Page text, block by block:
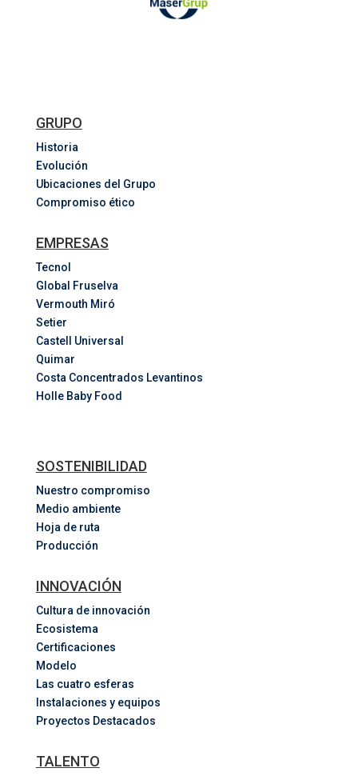
GRUPO
Historia
Evolución
Ubicaciones del Grupo
Compromiso ético
EMPRESAS
Tecnol
Global Fruselva
Vermouth Miró
Setier
Castell Universal
Quimar
Costa Concentrados Levantinos
Holle Baby Food
SOSTENIBILIDAD
Nuestro compromiso
Medio ambiente
Hoja de ruta
Producción
INNOVACIÓN
Cultura de innovación
Ecosistema
Certificaciones
Modelo
Las cuatro esferas
Instalaciones y equipos
Proyectos Destacados
TALENTO